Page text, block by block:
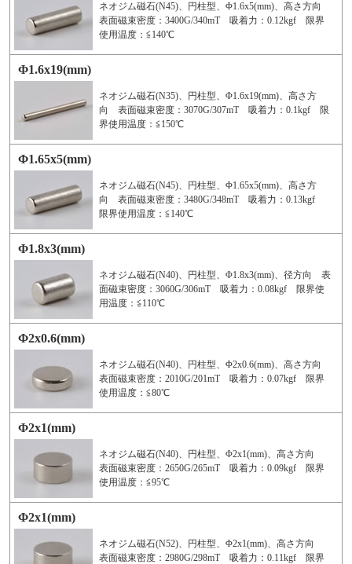
ネオジム磁石(N45)、円柱型、Φ1.6x5(mm)、高さ方向
表面磁束密度：3400G/340mT 吸着力：0.12kgf 限界
使用温度：≦140℃
Φ1.6x19(mm)
ネオジム磁石(N35)、円柱型、Φ1.6x19(mm)、高さ方
向 表面磁束密度：3070G/307mT 吸着力：0.1kgf 限
界使用温度：≦150℃
Φ1.65x5(mm)
ネオジム磁石(N45)、円柱型、Φ1.65x5(mm)、高さ方
向 表面磁束密度：3480G/348mT 吸着力：0.13kgf
限界使用温度：≦140℃
Φ1.8x3(mm)
ネオジム磁石(N40)、円柱型、Φ1.8x3(mm)、径方向 表
面磁束密度：3060G/306mT 吸着力：0.08kgf 限界使
用温度：≦110℃
Φ2x0.6(mm)
ネオジム磁石(N40)、円柱型、Φ2x0.6(mm)、高さ方向
表面磁束密度：2010G/201mT 吸着力：0.07kgf 限界
使用温度：≦80℃
Φ2x1(mm)
ネオジム磁石(N40)、円柱型、Φ2x1(mm)、高さ方向
表面磁束密度：2650G/265mT 吸着力：0.09kgf 限界
使用温度：≦95℃
Φ2x1(mm)
ネオジム磁石(N52)、円柱型、Φ2x1(mm)、高さ方向
表面磁束密度：2980G/298mT 吸着力：0.11kgf 限界